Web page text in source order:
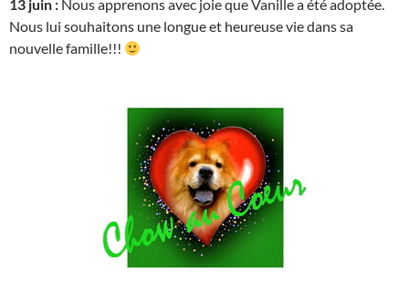
13 juin : Nous apprenons avec joie que Vanille a été adoptée.
Nous lui souhaitons une longue et heureuse vie dans sa
nouvelle famille!!!